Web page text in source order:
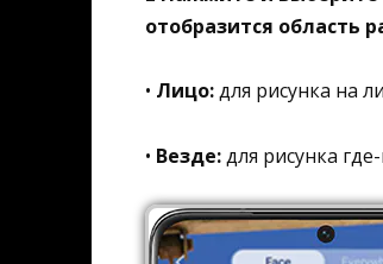
отобразится область
• Лицо:для рисунка на
• Везде:для рисунка